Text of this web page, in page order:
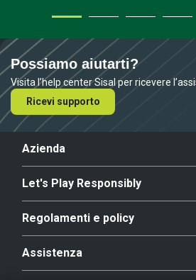
Possiamo aiutarti?
Visita l’help center Sisal per ricevere
Ricevi supporto
Azienda
Let's Play Responsibly
Regolamenti e policy
Assistenza